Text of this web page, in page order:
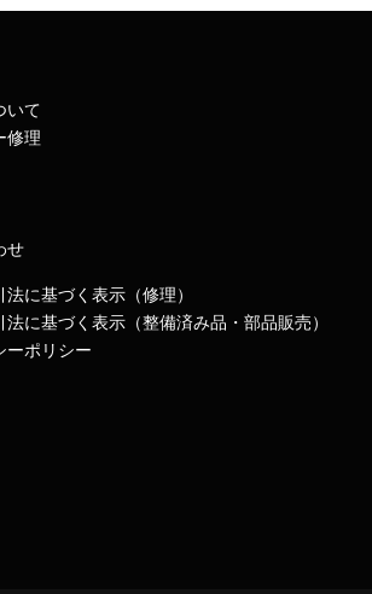
いて
修理
せ
に基づく表示（修理）
に基づく表示（整備済み品・部品販売）
ーポリシー